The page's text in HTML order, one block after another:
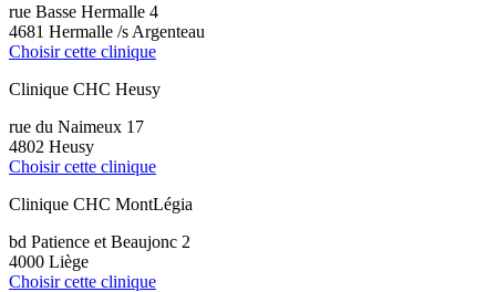
rue Basse Hermalle 4
4681 Hermalle /s Argenteau
Choisir cette clinique
Clinique CHC Heusy
rue du Naimeux 17
4802 Heusy
Choisir cette clinique
Clinique CHC MontLégia
bd Patience et Beaujonc 2
4000 Liège
Choisir cette clinique